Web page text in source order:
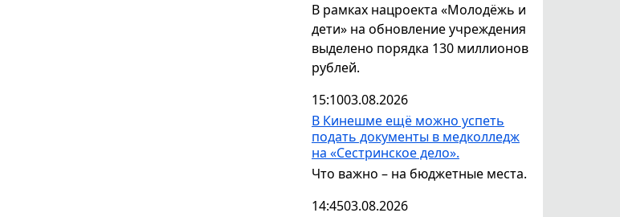
В рамках нацроекта «Молодёжь и
дети» на обновление учреждения
выделено порядка 130 миллионов
рублей.
15:1003.08.2026
В Кинешме ещё можно успеть
подать документы в медколледж
на «Сестринское дело».
Что важно – на бюджетные места.
14:4503.08.2026